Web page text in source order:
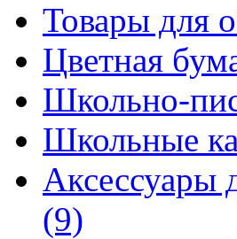
Товары для
Цветная
Школьно-
Школьные
Аксессуары
(9)